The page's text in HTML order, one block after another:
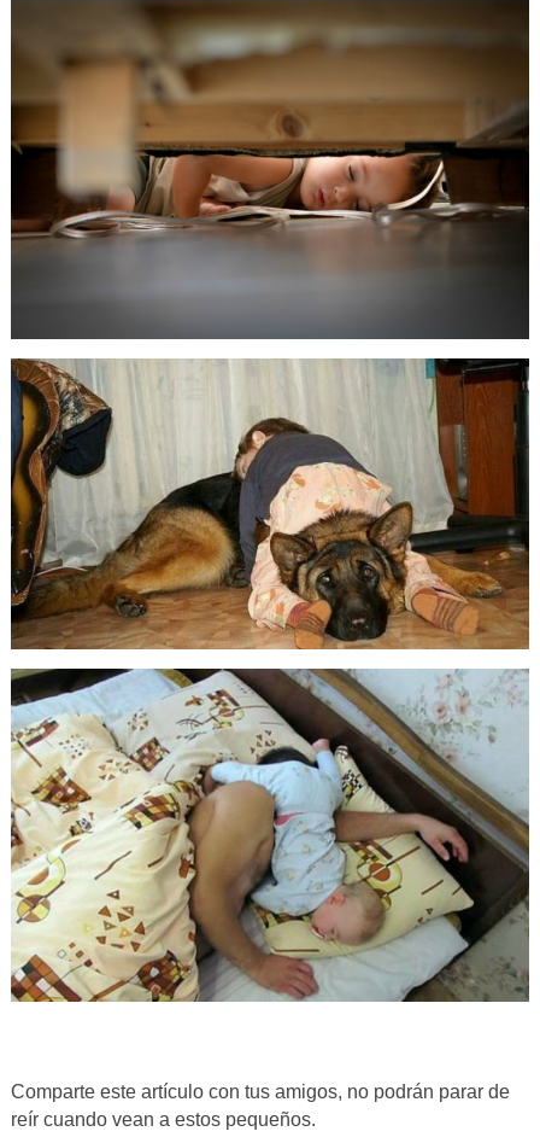
Comparte este artículo con tus amigos, no podrán parar de
reír cuando vean a estos pequeños.